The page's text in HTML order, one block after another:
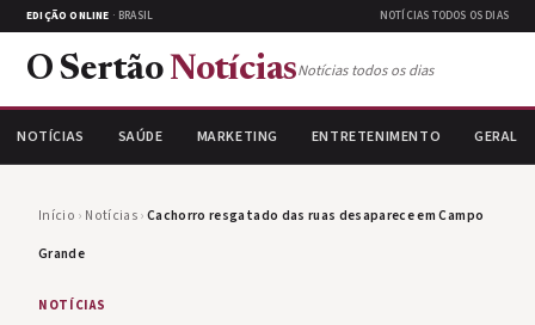
EDIÇÃO ONLINE · BRASIL NOTÍCIAS TODOS OS DIAS
O Sertão NotíciasNotícias todos os dias
NOTÍCIAS SAÚDE MARKETING ENTRETENIMENTO GERAL
Início › Notícias›Cachorro resgatado das ruas desaparece em Campo
Grande
NOTÍCIAS